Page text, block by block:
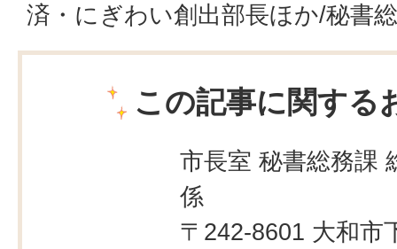
済・にぎわい創出部長ほか/秘書
この記事に関する
市長室 秘書総務課
係
〒242-8601 大和市